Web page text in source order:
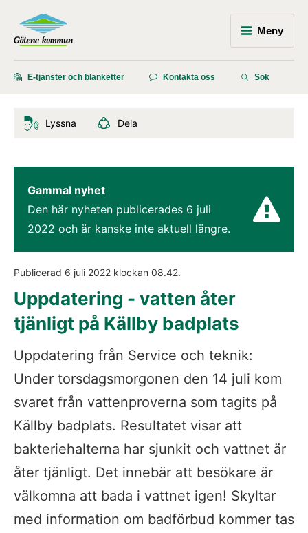
Meny
E-tjänster och blanketter Kontakta oss Sök
Lyssna Dela
Gammal nyhet
Den här nyheten publicerades 6 juli
2022 och är kanske inte aktuell längre.
Publicerad 6 juli 2022 klockan 08.42.
Uppdatering - vatten åter
tjänligt på Källby badplats
Uppdatering från Service och teknik:
Under torsdagsmorgonen den 14 juli kom
svaret från vattenproverna som tagits på
Källby badplats. Resultatet visar att
bakteriehalterna har sjunkit och vattnet är
åter tjänligt. Det innebär att besökare är
välkomna att bada i vattnet igen! Skyltar
med information om badförbud kommer tas